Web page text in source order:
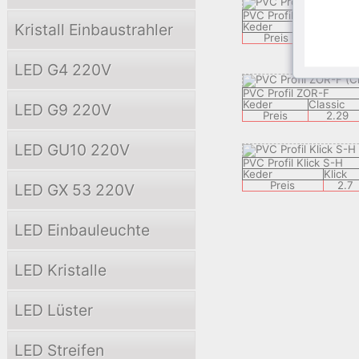
Kristall Einbaustrahler
LED G4 220V
LED G9 220V
LED GU10 220V
LED GX 53 220V
LED Einbauleuchte
LED Kristalle
LED Lüster
LED Streifen
PVC Profil PERF-H
Keder
Preis
PVC Profil ZOR-F
Keder
Classic
Preis
2.29
PVC Profil Klick S-H
Keder
Klick
Preis
2.7